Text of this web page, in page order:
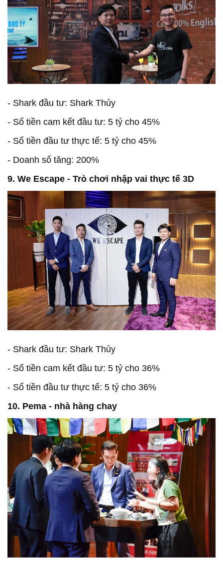
- Shark đầu tư: Shark Thủy
- Số tiền cam kết đầu tư: 5 tỷ cho 45%
- Số tiền đầu tư thực tế: 5 tỷ cho 45%
- Doanh số tăng: 200%
9. We Escape - Trò chơi nhập vai thực tế 3D
- Shark đầu tư: Shark Thủy
- Số tiền cam kết đầu tư: 5 tỷ cho 36%
- Số tiền đầu tư thực tế: 5 tỷ cho 36%
10. Pema - nhà hàng chay